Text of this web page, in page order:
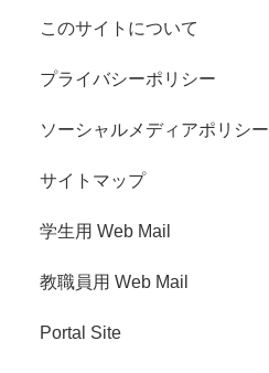
このサイトについて
プライバシーポリシー
ソーシャルメディアポリシー
サイトマップ
学生用 Web Mail
教職員用 Web Mail
Portal Site